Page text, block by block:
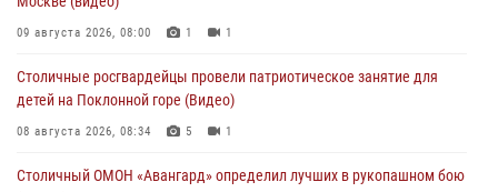
09 августа 2026, 08:00 1 1
Столичные росгвардейцы провели патриотическое занятие для
детей на Поклонной горе (Видео)
08 августа 2026, 08:34 5 1
Столичный ОМОН «Авангард» определил лучших в рукопашном бою